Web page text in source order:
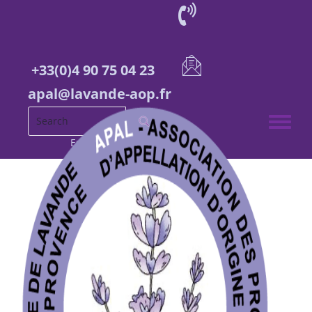
+33(0)4 90 75 04 23
apal@lavande-aop.fr
English French
Toggle